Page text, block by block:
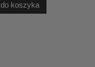
do koszyka